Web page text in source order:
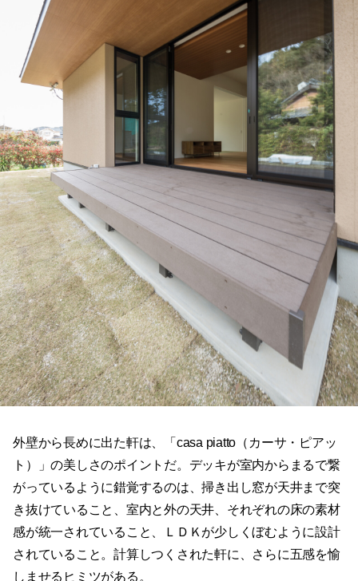
外壁から長めに出た軒は、「casa piatto（カーサ・ピアッ
ト）」の美しさのポイントだ。デッキが室内からまるで繋
がっているように錯覚するのは、掃き出し窓が天井まで突
き抜けていること、室内と外の天井、それぞれの床の素材
感が統一されていること、ＬＤＫが少しくぼむように設計
されていること。計算しつくされた軒に、さらに五感を愉
しませるヒミツがある。